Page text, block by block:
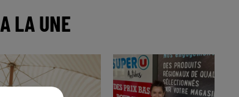
A LA UNE